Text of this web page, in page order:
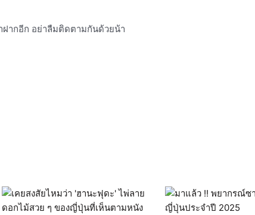
ฝากอีก อย่าลืมติดตามกันด้วยน้า